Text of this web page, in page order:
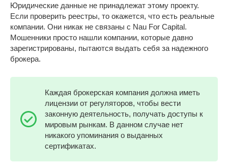
Юридические данные не принадлежат этому проекту.
Если проверить реестры, то окажется, что есть реальные
компании. Они никак не связаны с Nau For Capital.
Мошенники просто нашли компании, которые давно
зарегистрированы, пытаются выдать себя за надежного
брокера.
Каждая брокерская компания должна иметь
лицензии от регуляторов, чтобы вести
законную деятельность, получать доступы к
мировым рынкам. В данном случае нет
никакого упоминания о выданных
сертификатах.